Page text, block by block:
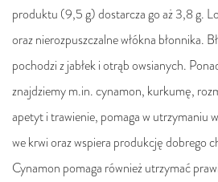
produktu (9,5 g) dostarcza go aż 3,8 g.
oraz nierozpuszczalne włókna błonnika.
pochodzi z jabłek i otrąb owsianych.
znajdziemy m.in. cynamon, kurkumę,
apetyt i trawienie, pomaga w utrzymaniu
we krwi oraz wspiera produkcję dobrego
Cynamon pomaga również utrzymać